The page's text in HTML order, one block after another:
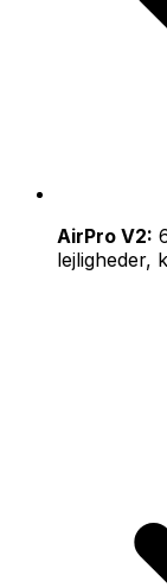
AirPro V2:
lejligheder,